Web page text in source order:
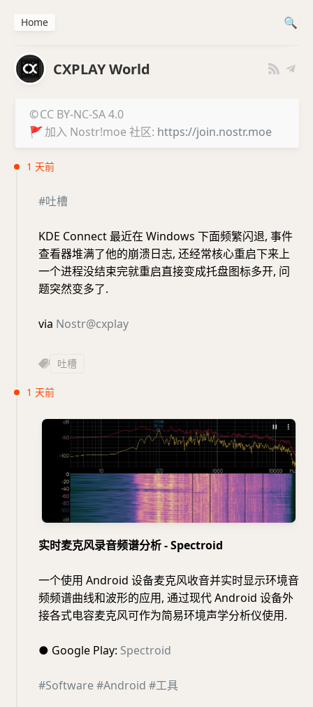
CXPLAY World
©CC BY-NC-SA 4.0
🚩加入 Nostr!moe 社区: https://join.nostr.moe
1 天前
#吐槽
KDE Connect 最近在 Windows 下面频繁闪退, 事件
查看器堆满了他的崩溃日志, 还经常核心重启下来上
一个进程没结束完就重启直接变成托盘图标多开, 问
题突然变多了.
via Nostr@cxplay
吐槽
1 天前
实时麦克风录音频谱分析 - Spectroid
一个使用 Android 设备麦克风收音并实时显示环境音
频频谱曲线和波形的应用, 通过现代 Android 设备外
接各式电容麦克风可作为简易环境声学分析仪使用.
● Google Play: Spectroid
#Software#Android #工具
Home